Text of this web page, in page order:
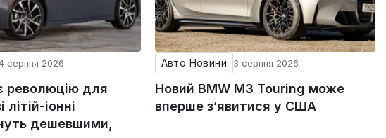
серпня 2026
революцію для
літій-іонні
дешевшими,
Авто Новини 3 серпня 2026
Новий BMW M3 Touring може
вперше з’явитися у США